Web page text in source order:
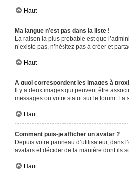
Haut
Ma langue n’est pas dans la liste !
La raison la plus probable est que
n’existe pas, n’hésitez pas à créer et
Haut
A quoi correspondent les images à
Il y a deux images qui peuvent être
messages ou votre statut sur le forum.
Haut
Comment puis-je afficher un avatar ?
Depuis votre panneau d’utilisateur, dans
avatars et décider de la manière dont ils
Haut